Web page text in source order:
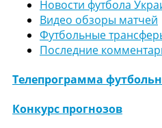
Новости футбола
Видео обзоры матчей
Футбольные
Последние
Телепрограмма
Конкурс прогнозов